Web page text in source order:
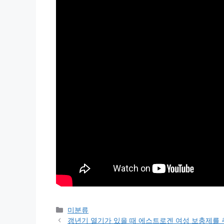
Categories
미분류
갱년기 열기가 있을 때 에스트로겐 여성 보충제를